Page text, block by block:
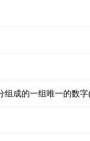
组成的一组唯一的数